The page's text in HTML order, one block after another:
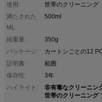
使用:
世帯のクリーニング
満たされた
ML:
500ml
純重量:
350g
パッケージ:
カートンごとの12
証明書:
範囲
保存性:
3年
ハイライト:
非有毒なクリーニン
世帯のクリーニング